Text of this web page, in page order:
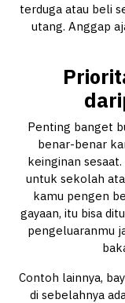
terduga atau beli
utang. Anggap
Penting banget
benar-benar
keinginan
untuk sekolah
kamu pengen
gayaan, itu bisa
pengeluaranmu
Contoh lainnya,
di sebelahnya